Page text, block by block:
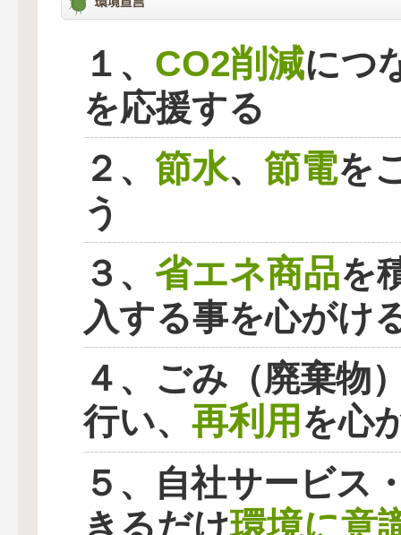
１、 CO2削減につ
を応援する
２、 節水、 節電を
う
３、 省エネ商品を
入する事を心がけ
４、ごみ（廃棄物
行い、 再利用 を心
５、自社サービス
きるだけ環境に意